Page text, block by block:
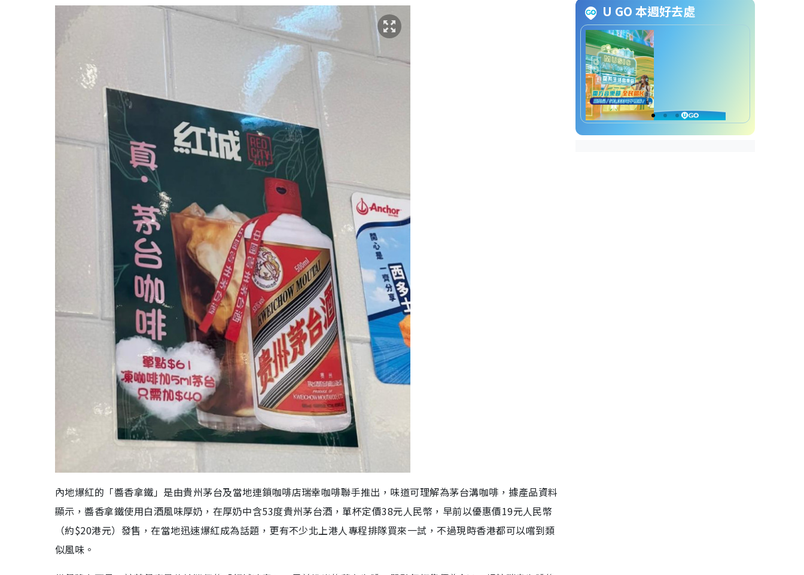
內地爆紅的「醬香拿鐵」是由貴州茅台及當地連鎖咖啡店瑞幸咖啡聯手推出，味道可理解為茅台溝咖啡，據產品資料
顯示，醬香拿鐵使用白酒風味厚奶，在厚奶中含53度貴州茅台酒，單杯定價38元人民幣，早前以優惠價19元人民幣
（約$20港元）發售，在當地迅速爆紅成為話題，更有不少北上港人專程排隊買來一試，不過現時香港都可以嚐到類
似風味。
U GO 本週好去處